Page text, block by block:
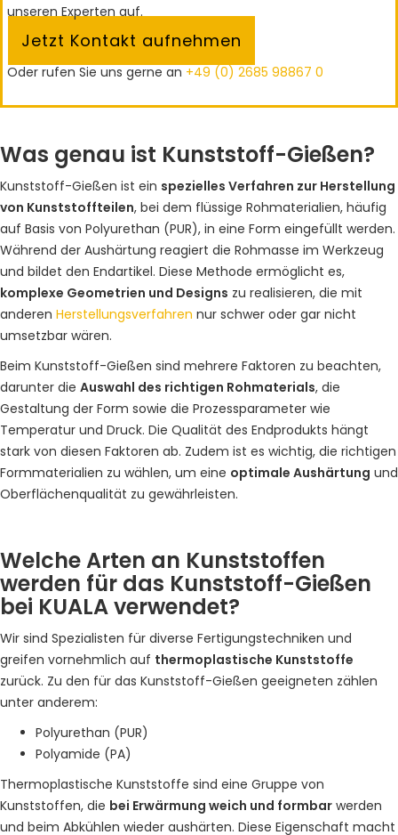
unseren Experten auf.
Jetzt Kontakt aufnehmen
Oder rufen Sie uns gerne an +49 (0) 2685 98867 0
Was genau ist Kunststoff-Gießen?
Kunststoff-Gießen ist ein spezielles Verfahren zur Herstellung
von Kunststoffteilen, bei dem flüssige Rohmaterialien, häufig
auf Basis von Polyurethan (PUR), in eine Form eingefüllt werden.
Während der Aushärtung reagiert die Rohmasse im Werkzeug
und bildet den Endartikel. Diese Methode ermöglicht es,
komplexe Geometrien und Designs zu realisieren, die mit
anderen Herstellungsverfahren nur schwer oder gar nicht
umsetzbar wären.
Beim Kunststoff-Gießen sind mehrere Faktoren zu beachten,
darunter die Auswahl des richtigen Rohmaterials, die
Gestaltung der Form sowie die Prozessparameter wie
Temperatur und Druck. Die Qualität des Endprodukts hängt
stark von diesen Faktoren ab. Zudem ist es wichtig, die richtigen
Formmaterialien zu wählen, um eine optimale Aushärtung und
Oberflächenqualität zu gewährleisten.
Welche Arten an Kunststoffen
werden für das Kunststoff-Gießen
bei KUALA verwendet?
Wir sind Spezialisten für diverse Fertigungstechniken und
greifen vornehmlich auf thermoplastische Kunststoffe
zurück. Zu den für das Kunststoff-Gießen geeigneten zählen
unter anderem:
Polyurethan (PUR)
Polyamide (PA)
Thermoplastische Kunststoffe sind eine Gruppe von
Kunststoffen, die bei Erwärmung weich und formbar werden
und beim Abkühlen wieder aushärten. Diese Eigenschaft macht